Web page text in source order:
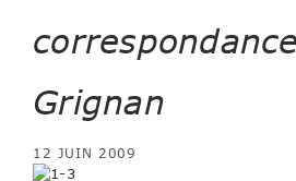
Grignan
12 JUIN 2009